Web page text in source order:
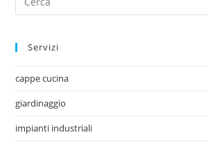
Servizi
cappe cucina
giardinaggio
impianti industriali